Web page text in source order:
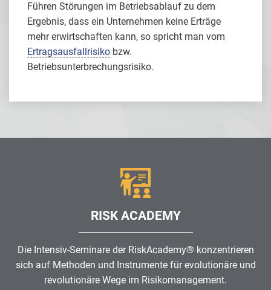
Führen Störungen im Betriebsablauf zu dem
Ergebnis, dass ein Unternehmen keine Erträge
mehr erwirtschaften kann, so spricht man vom
Ertragsausfallrisiko bzw.
Betriebsunterbrechungsrisiko.
RISK ACADEMY
Die Intensiv-Seminare der RiskAcademy® konzentrieren
sich auf Methoden und Instrumente für evolutionäre und
revolutionäre Wege im Risikomanagement.